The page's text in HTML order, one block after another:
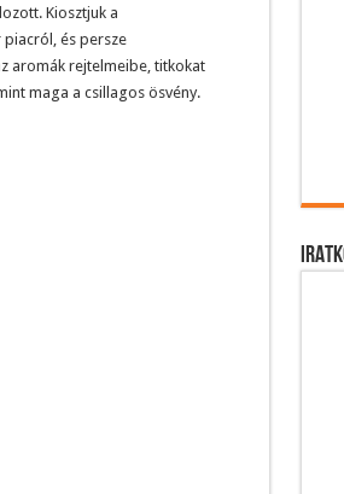
Kiosztjuk a
és persze
aromák rejtelmeibe, titkokat
maga a csillagos ösvény.